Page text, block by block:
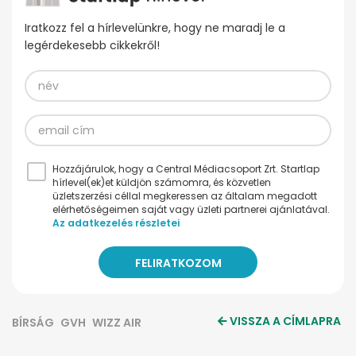
Iratkozz fel a hírlevelünkre, hogy ne maradj le a
legérdekesebb cikkekről!
Hozzájárulok, hogy a Central Médiacsoport Zrt. Startlap
hírlevel(ek)et küldjön számomra, és közvetlen
üzletszerzési céllal megkeressen az általam megadott
elérhetőségeimen saját vagy üzleti partnerei ajánlatával.
Az adatkezelés részletei
BÍRSÁG GVH WIZZ AIR VISSZA A CÍMLAPRA